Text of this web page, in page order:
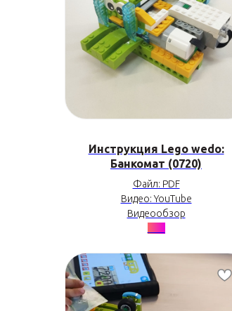
Инструкция Lego wedo:
Банкомат (0720)
Файл: PDF
Видео: YouTube
Видеообзор